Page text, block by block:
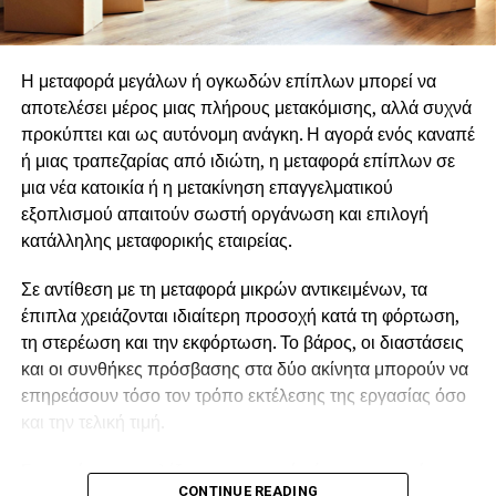
ανάπτυξης των στελεχών
εφαρμόζοντας την στρατηγική ανταλλαγμάτων <<
κερδίζω – κερδίζεις >>
παραχωρώντας στον εργαζόμενο την δυνατότητα να
συμμετέχει στους στόχους και τις νόρμες της
επιχείρησης.
Ρούλα
Σύμβουλος
Ιδιοκτήτρια της KPR CONSULTING
Οι αιτήσεις μόλις άνοιξαν και μπορούν να υποβάλλονται
έως τηνΚυριακή 9 Αυγούστου 2026, αποκλειστικά
Για πληροφορίες καιΥποβολή της Αίτησης δείτεΕΔΩ.
Αιτήσεις μέσω email, τηλεφωνικώς ή με άλλο τρόπο εκτός
της επίσημης αίτησης στην ιστοσελίδα δεν γίνονται
δεκτές.
residencies θα βρείτεΕΔΩ
Φωτογραφίες θα βρείτε ΕΔΩ
———————————–
πολιτισμού, τη μετάδοση γνώσης και τη στήριξη της
Η μεταφορά μεγάλων ή ογκωδών επίπλων μπορεί να
αποτελέσει μέρος μιας πλήρους μετακόμισης, αλλά συχνά
προκύπτει και ως αυτόνομη ανάγκη. Η αγορά ενός καναπέ
ή μιας τραπεζαρίας από ιδιώτη, η μεταφορά επίπλων σε
μια νέα κατοικία ή η μετακίνηση επαγγελματικού
εξοπλισμού απαιτούν σωστή οργάνωση και επιλογή
κατάλληλης μεταφορικής εταιρείας.
Σε αντίθεση με τη μεταφορά μικρών αντικειμένων, τα
έπιπλα χρειάζονται ιδιαίτερη προσοχή κατά τη φόρτωση,
τη στερέωση και την εκφόρτωση. Το βάρος, οι διαστάσεις
και οι συνθήκες πρόσβασης στα δύο ακίνητα μπορούν να
επηρεάσουν τόσο τον τρόπο εκτέλεσης της εργασίας όσο
και την τελική τιμή.
Για αυτό, πριν επιλέξετε μεταφορική, είναι σημαντικό να
CONTINUE READING